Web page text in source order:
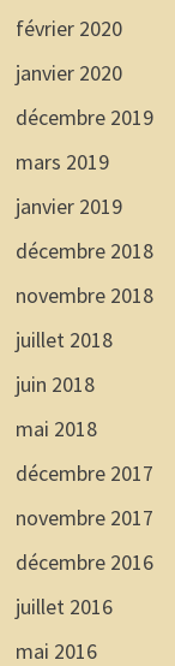
février 2020
janvier 2020
décembre 2019
mars 2019
janvier 2019
décembre 2018
novembre 2018
juillet 2018
juin 2018
mai 2018
décembre 2017
novembre 2017
décembre 2016
juillet 2016
mai 2016